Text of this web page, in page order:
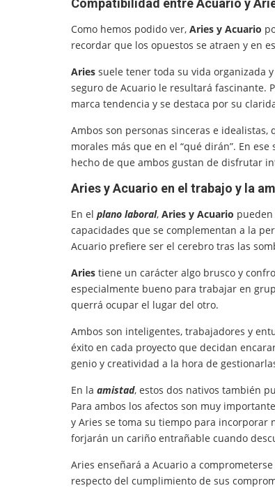
Compatibilidad entre Acuario y
Como hemos podido ver, Aries y Acuario
recordar que los opuestos se atraen y en
Aries suele tener toda su vida organizada
seguro de Acuario le resultará fascinante.
marca tendencia y se destaca por su
Ambos son personas sinceras e
morales más que en el “qué dirán”. En
hecho de que ambos gustan de disfrutar
Aries y Acuario en el trabajo y la
En el plano laboral, Aries y Acuario
capacidades que se complementan a la
Acuario prefiere ser el cerebro tras las
Aries tiene un carácter algo brusco y
especialmente bueno para trabajar en
querrá ocupar el lugar del otro.
Ambos son inteligentes, trabajadores y
éxito en cada proyecto que decidan
genio y creatividad a la hora de
En la amistad, estos dos nativos también
Para ambos los afectos son muy
y Aries se toma su tiempo para incorporar
forjarán un cariño entrañable cuando
Aries enseñará a Acuario a
respecto del cumplimiento de sus